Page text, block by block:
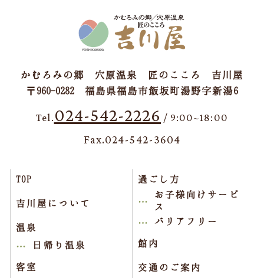
かむろみの郷 穴原温泉 匠のこころ 吉川屋
〒960-0282 福島県福島市飯坂町湯野字新湯6
Tel. 024-542-2226 / 9:00~18:00
Fax.024-542-3604
TOP
吉川屋について
温泉
日帰り温泉
客室
過ごし方
お子様向けサービ
ス
バリアフリー
館内
交通のご案内